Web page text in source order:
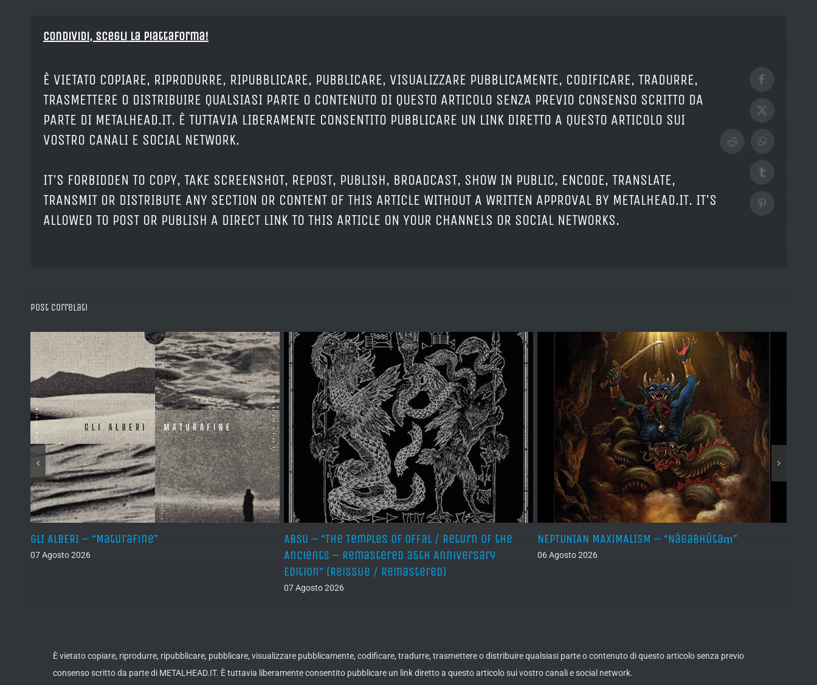
Condividi, Scegli la piattaforma!
È VIETATO COPIARE, RIPRODURRE, RIPUBBLICARE, PUBBLICARE, VISUALIZZARE PUBBLICAMENTE, CODIFICARE, TRADURRE,
TRASMETTERE O DISTRIBUIRE QUALSIASI PARTE O CONTENUTO DI QUESTO ARTICOLO SENZA PREVIO CONSENSO SCRITTO DA
PARTE DI METALHEAD.IT. È TUTTAVIA LIBERAMENTE CONSENTITO PUBBLICARE UN LINK DIRETTO A QUESTO ARTICOLO SUI
VOSTRO CANALI E SOCIAL NETWORK.
IT'S FORBIDDEN TO COPY, TAKE SCREENSHOT, REPOST, PUBLISH, BROADCAST, SHOW IN PUBLIC, ENCODE, TRANSLATE,
TRANSMIT OR DISTRIBUTE ANY SECTION OR CONTENT OF THIS ARTICLE WITHOUT A WRITTEN APPROVAL BY METALHEAD.IT. IT'S
ALLOWED TO POST OR PUBLISH A DIRECT LINK TO THIS ARTICLE ON YOUR CHANNELS OR SOCIAL NETWORKS.
Facebook
X
RedditWhatsApp
Tumblr
Pinterest
Post correlati
GLI ALBERI – “Maturafine”
07 Agosto 2026
ABSU – “The Temples of Offal / Return of the
Ancients – Remastered 35th Anniversary
Edition” (Reissue / Remastered)
07 Agosto 2026
NEPTUNIAN MAXIMALISM – “Nāgabhūtaṃ”
06 Agosto 2026
È vietato copiare, riprodurre, ripubblicare, pubblicare, visualizzare pubblicamente, codificare, tradurre, trasmettere o distribuire qualsiasi parte o contenuto di questo articolo senza previo
consenso scritto da parte di METALHEAD.IT. È tuttavia liberamente consentito pubblicare un link diretto a questo articolo sui vostro canali e social network.